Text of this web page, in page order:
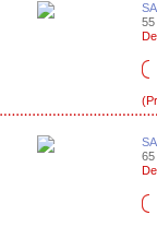
55
65